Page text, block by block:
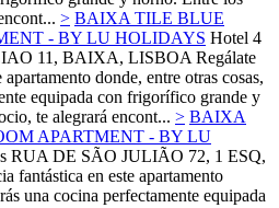
> BAIXA TILE BLUE
- BY LU HOLIDAYS Hotel 4
11, BAIXA, LISBOA Regálate
donde, entre otras cosas,
equipada con frigorífico grande y
te alegrará encont... > BAIXA
APARTMENT - BY LU
RUA DE SÃO JULIÃO 72, 1 ESQ,
fantástica en este apartamento
una cocina perfectamente equipada